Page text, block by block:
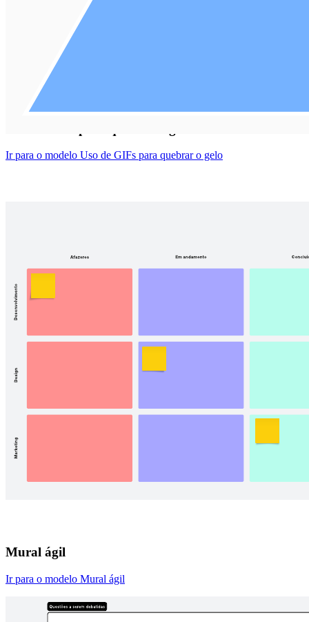
Ir para o modelo Uso de GIFs para quebrar o gelo
Mural ágil
Ir para o modelo Mural ágil